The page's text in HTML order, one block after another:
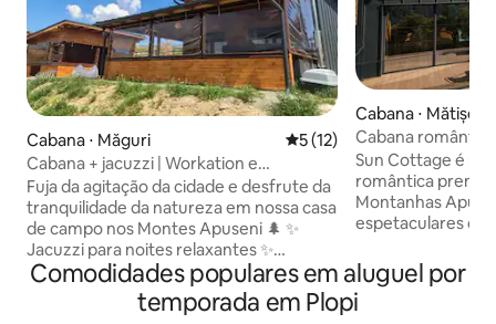
Cabana ⋅ Măguri 5 de uma avaliação média
5 (12)
Cabana + jacuzzi | Workation e
relaxamento!
Fuja da agitação da cidade e desfrute da
tranquilidade da natureza em nossa casa
de campo nos Montes Apuseni 🌲 ✨
Jacuzzi para noites relaxantes ✨
Localização isolada, sem vizinhos
próximos ✨ 3 quartos, 2 banheiros, sala
de estar espaçosa ✨ Cozinha
Cabana ⋅ Mătișești
Cabana
montanhas
Sun Cottage é
romântica
Montanhas
espetaculares
parte e
experiência
céus estrelados.
Comodidades populares em aluguel por
temporada em Plopi